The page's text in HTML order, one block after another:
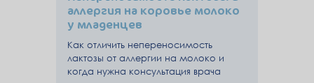
аллергия на коровье молоко
у младенцев
Как отличить непереносимость
лактозы от аллергии на молоко и
когда нужна консультация врача